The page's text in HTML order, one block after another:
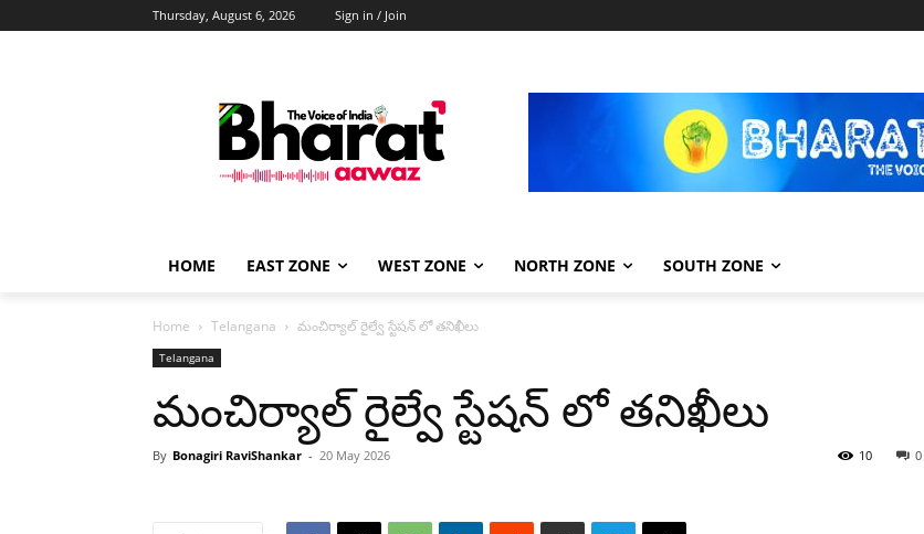
Thursday, August 6, 2026 Sign in / Join
HOME EAST ZONE WEST ZONE NORTH ZONE SOUTH ZONE
Home Telangana మంచిర్యాల్ రైల్వే స్టేషన్ లో తనిఖీలు
Telangana
మంచిర్యాల్ రైల్వే స్టేషన్ లో తనిఖీలు
By Bonagiri RaviShankar - 20 May 2026 0
10